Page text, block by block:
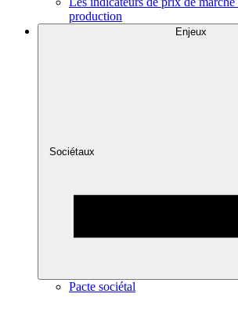
production
Enjeux
Sociétaux
Pacte sociétal